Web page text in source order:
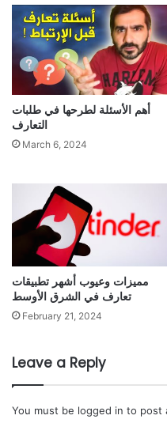
أهم الأسئلة لطرحها في طلبات
التعارف
March 6, 2024
مميزات وعيوب أشهر تطبيقات
تعارف في الشرق الأوسط
February 21, 2024
Leave a Reply
You must be logged in to post